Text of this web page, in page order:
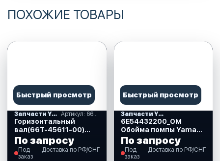
ПОХОЖИЕ ТОВАРЫ
Быстрый просмотр
Запчасти YAMAHA Артикул: 66T-45611-00
Горизонтальный
вал(66T-45611-00)
Y40X.YFT25F.YF40B.YF30A.YFT25B
По запросу
Под
заказ
Доставка по РФ/СНГ
Быстрый просмотр
Запчасти YAMAHA
6E54432200_OM
Обойма помпы Yamaha
115-225, OMAX
По запросу
Под
заказ
Доставка по РФ/СНГ